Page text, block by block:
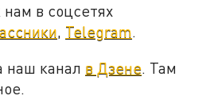
в соцсетях
, Telegram.
наш канал в Дзене . Там